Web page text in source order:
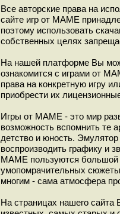
Все авторские права на
сайте игр от МАМЕ
поэтому использовать
собственных целях
На нашей платформе Вы
ознакомится с играми от
права на конкретную игру
приобрести их
Игры от МАМЕ - это мир
возможность вспомнить те
детство и юность.
воспроизводить графику и
МАМЕ пользуются большой
умопомрачительных
многим - сама атмосфера
На страницах нашего